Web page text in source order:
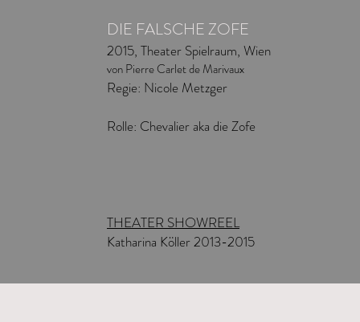
DIE FALSCHE ZOFE
2015, Theater Spielraum, Wien
von Pierre Carlet de Marivaux
Regie: Nicole Metzger
Rolle: Chevalier aka die Zofe
THEATER SHOWREEL
Katharina Köller 2013-2015